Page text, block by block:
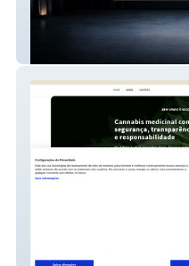
POWER MEDIA
ABRACA